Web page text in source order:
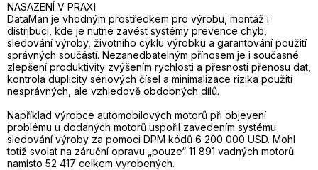
NASAZENÍ V PRAXI
DataMan je vhodným prostředkem pro výrobu, montáž i
distribuci, kde je nutné zavést systémy prevence chyb,
sledování výroby, životního cyklu výrobku a garantování použití
správných součástí. Nezanedbatelným přínosem je i současné
zlepšení produktivity zvýšením rychlosti a přesnosti přenosu dat,
kontrola duplicity sériových čísel a minimalizace rizika použití
nesprávných, ale vzhledově obdobných dílů.
Například výrobce automobilových motorů při objevení
problému u dodaných motorů uspořil zavedením systému
sledování výroby za pomoci DPM kódů 6 200 000 USD. Mohl
totiž svolat na záruční opravu „pouze“ 11 891 vadných motorů
namísto 52 417 celkem vyrobených.